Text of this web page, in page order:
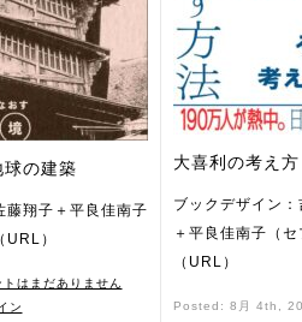
の建築
藤翔子＋平良佳南子
）
トはまだありません
ン
大喜利の考え方
ブックデザイン
＋平良佳南子（
（URL）
Posted: 8月 4th,